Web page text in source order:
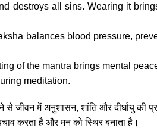
destroys all sins. Wearing it
balances blood pressure,
of the mantra brings mental
meditation.
जीवन में अनुशासन, शांति और दीर्घायु की
करता है और मन को स्थिर बनाता है।